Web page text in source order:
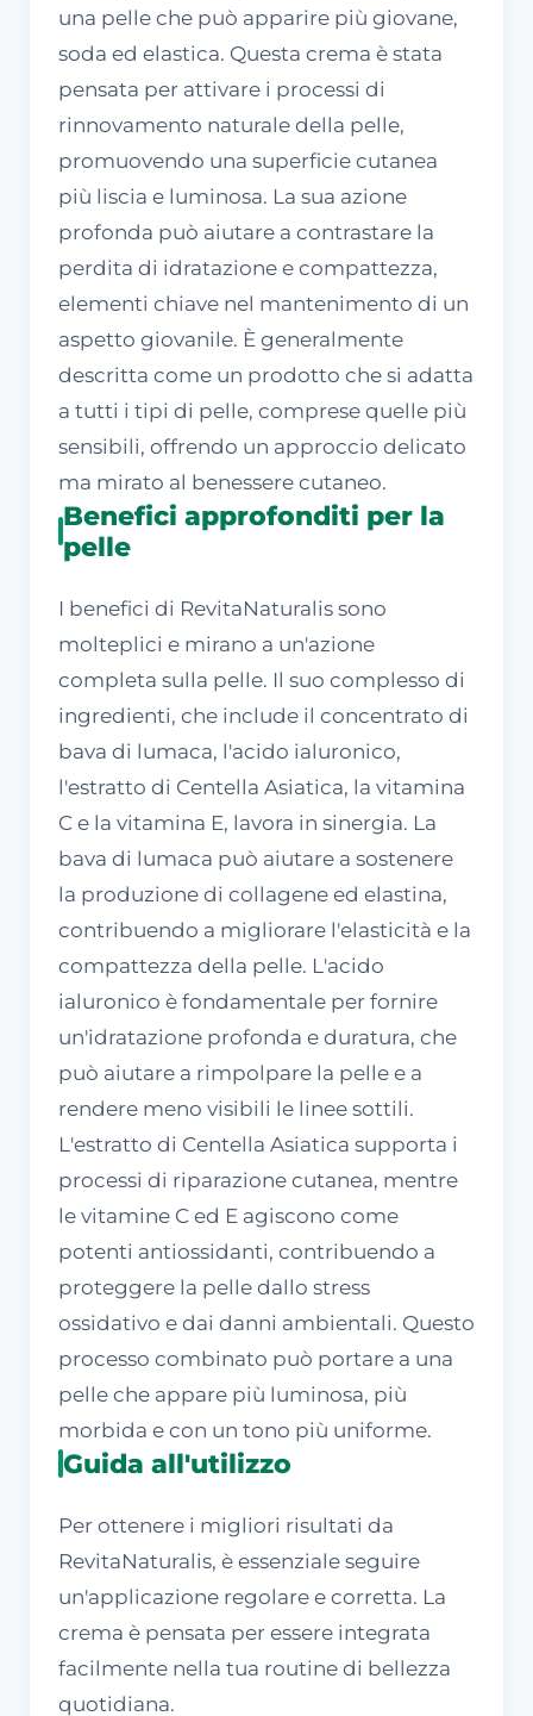
una pelle che può apparire più giovane,
soda ed elastica. Questa crema è stata
pensata per attivare i processi di
rinnovamento naturale della pelle,
promuovendo una superficie cutanea
più liscia e luminosa. La sua azione
profonda può aiutare a contrastare la
perdita di idratazione e compattezza,
elementi chiave nel mantenimento di un
aspetto giovanile. È generalmente
descritta come un prodotto che si adatta
a tutti i tipi di pelle, comprese quelle più
sensibili, offrendo un approccio delicato
ma mirato al benessere cutaneo.
Benefici approfonditi per la
pelle
I benefici di RevitaNaturalis sono
molteplici e mirano a un'azione
completa sulla pelle. Il suo complesso di
ingredienti, che include il concentrato di
bava di lumaca, l'acido ialuronico,
l'estratto di Centella Asiatica, la vitamina
C e la vitamina E, lavora in sinergia. La
bava di lumaca può aiutare a sostenere
la produzione di collagene ed elastina,
contribuendo a migliorare l'elasticità e la
compattezza della pelle. L'acido
ialuronico è fondamentale per fornire
un'idratazione profonda e duratura, che
può aiutare a rimpolpare la pelle e a
rendere meno visibili le linee sottili.
L'estratto di Centella Asiatica supporta i
processi di riparazione cutanea, mentre
le vitamine C ed E agiscono come
potenti antiossidanti, contribuendo a
proteggere la pelle dallo stress
ossidativo e dai danni ambientali. Questo
processo combinato può portare a una
pelle che appare più luminosa, più
morbida e con un tono più uniforme.
Guida all'utilizzo
Per ottenere i migliori risultati da
RevitaNaturalis, è essenziale seguire
un'applicazione regolare e corretta. La
crema è pensata per essere integrata
facilmente nella tua routine di bellezza
quotidiana.